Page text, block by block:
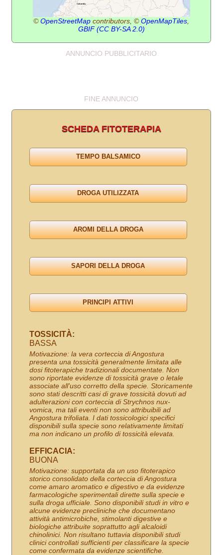
©OpenStreetMap contributors, ©OpenMapTiles
GBIF (CC BY-SA 2.0)
ANNUNCIO PUBBLICITARIO
FINE ANNUNCIO
SCHEDA FITOTERAPIA
TOSSICITÀ:
BASSA
Motivazione: la vera corteccia di Angostura
presenta una tossicità generalmente limitata alle
dosi fitoterapiche tradizionali documentate. Non
sono riportate evidenze di tossicità grave o letale
associate all'uso corretto della specie. Storicamente
sono stati descritti casi di grave tossicità dovuti ad
adulterazioni con corteccia di Strychnos nux-
vomica, ma tali eventi non sono attribuibili ad
Angostura trifoliata. I dati tossicologici specifici
disponibili sulla specie sono relativamente limitati
ma non indicano un profilo di tossicità elevata.
EFFICACIA:
BUONA
Motivazione: supportata da un uso fitoterapico
storico consolidato della corteccia di Angostura
come amaro aromatico e digestivo e da evidenze
farmacologiche sperimentali dirette sulla specie e
sulla droga ufficiale. Sono disponibili studi in vitro e
alcune evidenze precliniche che documentano
attività antimicrobiche, stimolanti digestive e
biologiche attribuite soprattutto agli alcaloidi
chinolinici. Non risultano tuttavia disponibili studi
clinici controllati sufficienti per classificare la specie
come confermata da evidenze scientifiche.